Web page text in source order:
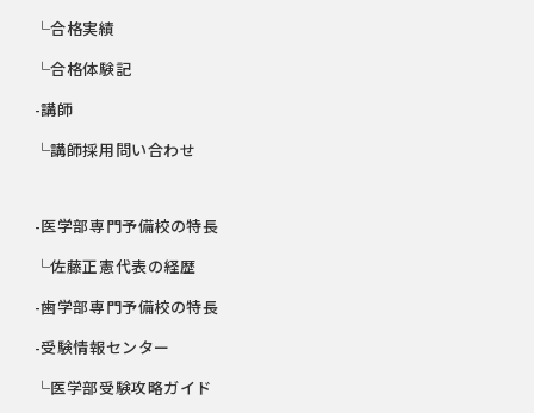
└合格実績
└合格体験記
-講師
└講師採用問い合わせ
-医学部専門予備校の特長
└佐藤正憲代表の経歴
-歯学部専門予備校の特長
-受験情報センター
└医学部受験攻略ガイド